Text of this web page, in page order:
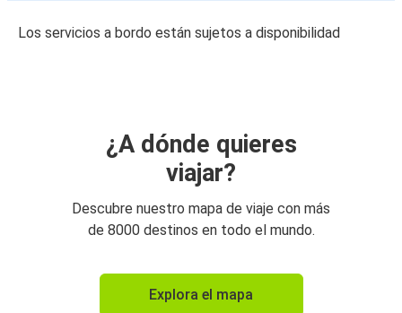
Los servicios a bordo están sujetos a disponibilidad
¿A dónde quieres
viajar?
Descubre nuestro mapa de viaje con más
de 8000 destinos en todo el mundo.
Explora el mapa